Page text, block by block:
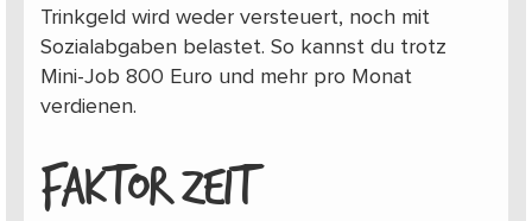
Trinkgeld wird weder versteuert, noch mit
Sozialabgaben belastet. So kannst du trotz
Mini-Job 800 Euro und mehr pro Monat
verdienen.
FAKTOR ZEIT